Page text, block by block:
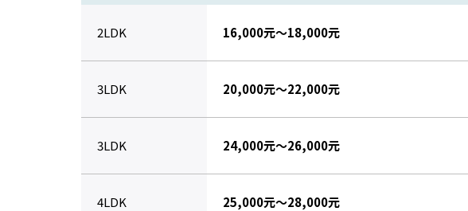
2LDK 16,000元～18,000元
3LDK 20,000元～22,000元
3LDK 24,000元～26,000元
4LDK 25,000元～28,000元